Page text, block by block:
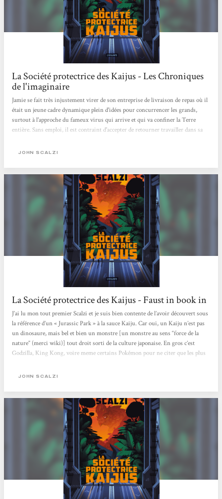
La Société protectrice des Kaijus - Les Chroniques
de l'imaginaire
Jamie se fait très injustement virer de son entreprise de livraison de repas où il
était un jeune cadre dynamique plein d'idées pour concurrencer les grands,
surtout à l'approche du fameux virus qui arrive et qui va confiner la Terre
entière. Sans emploi, il est contraint d'accepter de retourner travailler dans sa
fac, Tom. Au bout de plusieurs livraisons, Tom lui propose de venir travailler
secrets qui entourent cette fameuse société dont...
JOHN SCALZI
La Société protectrice des Kaijus - Faust in book in
J’ai lu mon tout premier Scalzi et je suis bien contente de l’avoir découvert sous
la référence d’un « Jurassic Park » à la sauce Kaiju. Car oui, un Kaiju n’est pas
un dinosaure, mais bel et bien un monstre [un monstre au sens “force de la
nature” (merci wiki)] tout droit sorti de la culture japonaise. En gros c’est
Godzilla, King Kong, voire meme certains Pokémon pour ne citer que les plus
plus gros !Nous suivons ici Jamie, qui va se voir offrir un poste au sein d’une
JOHN SCALZI